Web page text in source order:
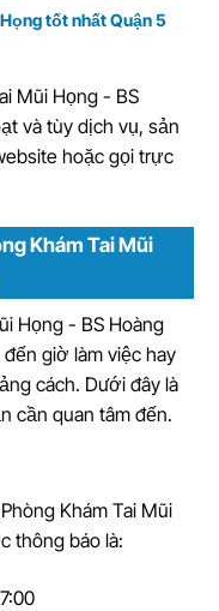
tốt nhất Quận 5
Mũi Họng - BS
và tùy dịch vụ, sản
hoặc gọi trực
Khám Tai Mũi
Họng - BS Hoàng
giờ làm việc hay
cách. Dưới đây là
cần quan tâm đến.
Khám Tai Mũi
thông báo là: